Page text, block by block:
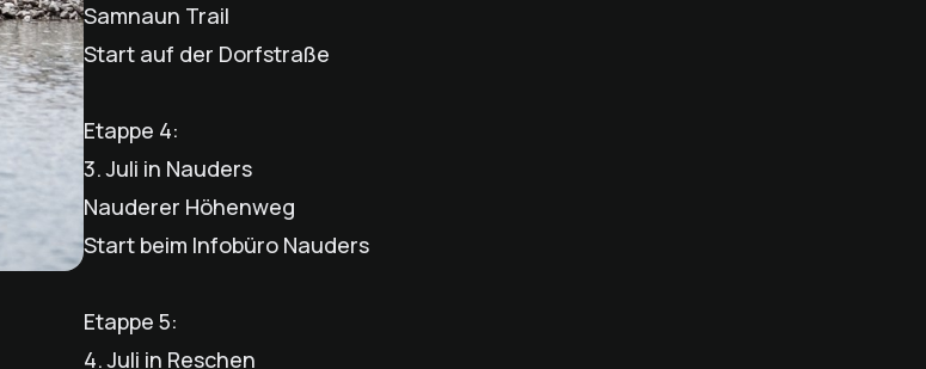
Samnaun Trail
Start auf der Dorfstraße
Etappe 4:
3. Juli in Nauders
Nauderer Höhenweg
Start beim Infobüro Nauders
Etappe 5:
4. Juli in Reschen